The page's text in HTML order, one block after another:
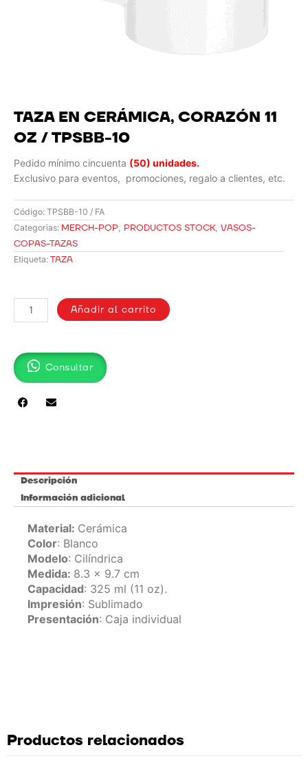
TAZA EN CERÁMICA, CORAZÓN 11
OZ / TPSBB-10
Pedido mínimo cincuenta (50) unidades.
Exclusivo para eventos, promociones, regalo a clientes, etc.
Código: TPSBB-10 / FA
Categorias: MERCH-POP, PRODUCTOS STOCK, VASOS-
COPAS-TAZAS
Etiqueta: TAZA
CERÁMICA,
11
OZ
TPSBB-
Añadir al carrito
Consultar
Descripción
Información adicional
Material: Cerámica
Color: Blanco
Modelo: Cilíndrica
Medida: 8.3 x 9.7 cm
Capacidad: 325 ml (11 oz).
Impresión: Sublimado
Presentación: Caja individual
Productos relacionados